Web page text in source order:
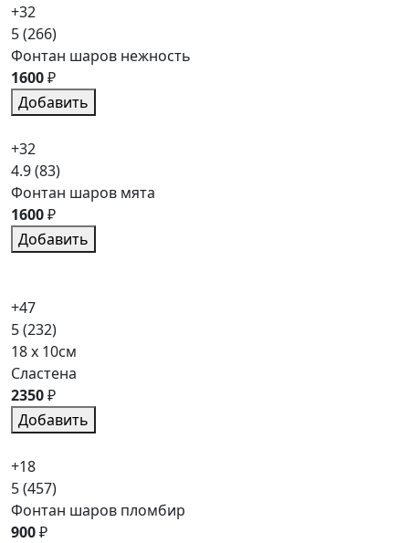
+32
5(266)
Фонтан шаров нежность
1600₽
Добавить
+32
4.9(83)
Фонтан шаров мята
1600₽
Добавить
+47
5(232)
18 x 10см
Сластена
2350₽
Добавить
+18
5(457)
Фонтан шаров пломбир
900₽